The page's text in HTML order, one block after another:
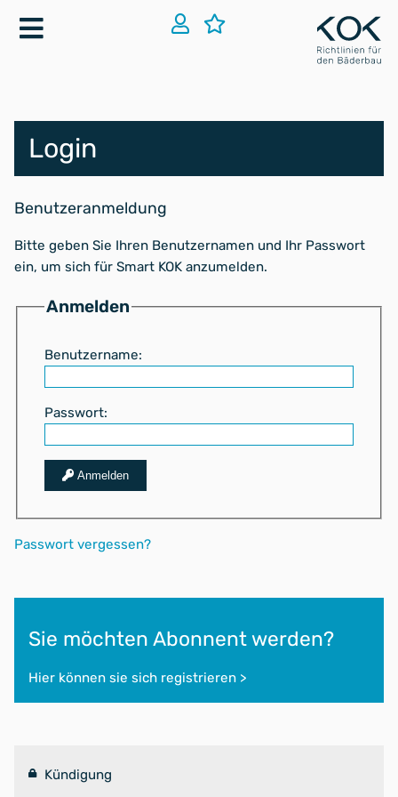
Login
Benutzeranmeldung
Bitte geben Sie Ihren Benutzernamen und Ihr Passwort
ein, um sich für Smart KOK anzumelden.
Anmelden
Benutzername:
Passwort:
Anmelden
Passwort vergessen?
Sie möchten Abonnent werden?
Hier können sie sich registrieren >
Kündigung